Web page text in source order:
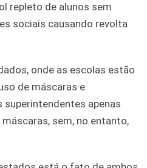
repleto de alunos sem
sociais causando revolta
onde as escolas estão
de máscaras e
apenas
sem, no entanto,